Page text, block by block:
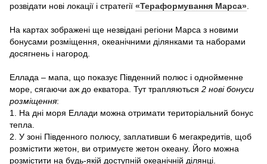
розвідати нові локації і стратегії «Тераформування Марса»
На картах зображені ще незвідані регіони Марса з новими
бонусами розміщення, океанічними ділянками та наборами
досягнень і нагород.
Еллада – мапа, що показує Південний полюс і однойменне
море, сягаючи аж до екватора. Тут трапляються 2 нові бонуси
розміщення:
1. На дні моря Еллади можна отримати територіальний бонус
тепла.
2. У зоні Південного полюсу, заплативши 6 мегакредитів, щоб
розмістити жетон, ви отримуєте жетон океану. Його можна
розмістити на будь-якій доступній океанічній ділянці.